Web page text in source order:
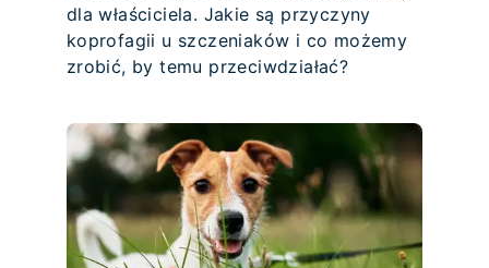
dla właściciela. Jakie są przyczyny
koprofagii u szczeniaków i co możemy
zrobić, by temu przeciwdziałać?